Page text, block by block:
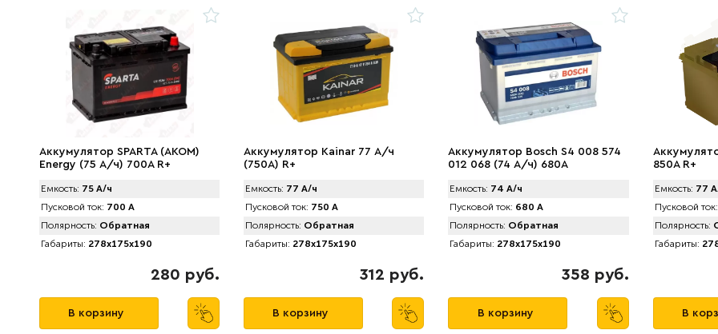
Аккумулятор SPARTA (АKOM)
Energy (75 А/ч) 700A R+
Емкость: 75 А/ч
Пусковой ток: 700 А
Полярность: Обратная
Габариты: 278x175x190
280 руб.
В корзину
Аккумулятор Kainar 77 А/ч
(750A) R+
Емкость: 77 А/ч
Пусковой ток: 750 А
Полярность: Обратная
Габариты: 278x175x190
312 руб.
В корзину
Аккумулятор Bosch S4 008 574
012 068 (74 А/ч) 680A
Емкость: 74 А/ч
Пусковой ток: 680 А
Полярность: Обратная
Габариты: 278x175x190
358 руб.
В корзину
850A R+
Емкость: 77
Пусковой ток:
Полярность:
Габариты:
В